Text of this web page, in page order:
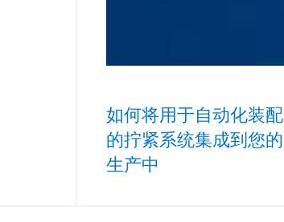
如何将用于自动化装配
的拧紧系统集成到您的
生产中